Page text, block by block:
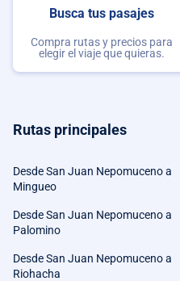
Busca tus pasajes
Compra rutas y precios para
elegir el viaje que quieras.
Rutas principales
Desde San Juan Nepomuceno a
Mingueo
Desde San Juan Nepomuceno a
Palomino
Desde San Juan Nepomuceno a
Riohacha